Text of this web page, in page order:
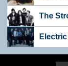
The